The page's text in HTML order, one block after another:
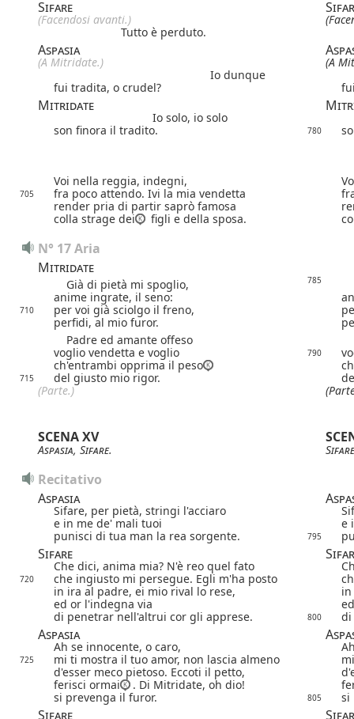
Sifare
(Facendosi avanti.)
Tutto è perduto.
Aspasia
(A Mitridate.)
(A
Io dunque
fui tradita, o crudel?
Mitridate
Io solo, io solo
son finora il tradito.
780
Voi nella reggia, indegni,
705 fra poco attendo. Ivi la mia vendetta
render pria di partir saprò famosa
colla strage dei
figli e della sposa.
N° 17 Aria
Mitridate
Già di pietà mi spoglio, 785
anime ingrate, il seno:
710 per voi già sciolgo il freno,
perfidi, al mio furor.
Padre ed amante offeso
voglio vendetta e voglio
790
ch'entrambi opprima il peso
715 del giusto mio rigor.
(Parte.)
SCENA XV
Aspasia, Sifare. Sifare
Recitativo
Aspasia
Sifare, per pietà, stringi l'acciaro
e in me de' mali tuoi
e
punisci di tua man la rea sorgente.
795
Sifare
Che dici, anima mia? N'è reo quel fato
720 che ingiusto mi persegue. Egli m'ha posto
in ira al padre, ei mio rival lo rese,
ed or l'indegna via
di penetrar nell'altrui cor gli apprese.
800 di
Aspasia
Ah se innocente, o caro,
725 mi ti mostra il tuo amor, non lascia almeno
d'esser meco pietoso. Eccoti il petto,
ferisci ormai
. Di Mitridate, oh dio!
si prevenga il furor.
805 si
Sifare